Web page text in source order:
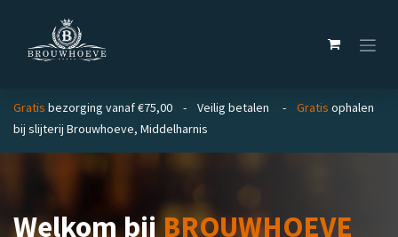
Gratis bezorging vanaf €75,00 - Veilig betalen - Gratis ophalen
bij slijterij Brouwhoeve, Middelharnis
Welkom bijBROUWHOEVE